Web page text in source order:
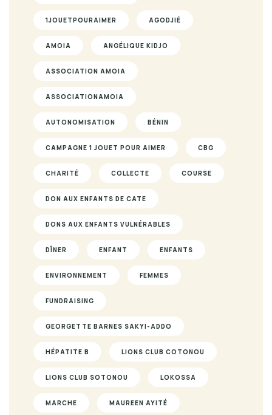
1JOUETPOURAIMER AGODJIÉ
AMOIA ANGÉLIQUE KIDJO
ASSOCIATION AMOIA
ASSOCIATIONAMOIA
AUTONOMISATION BÉNIN
CAMPAGNE 1 JOUET POUR AIMER CBG
CHARITÉ COLLECTE COURSE
DON AUX ENFANTS DE CATE
DONS AUX ENFANTS VULNÉRABLES
DÎNER ENFANT ENFANTS
ENVIRONNEMENT FEMMES
FUNDRAISING
GEORGETTE BARNES SAKYI-ADDO
HÉPATITE B LIONS CLUB COTONOU
LIONS CLUB SOTONOU LOKOSSA
MARCHE MAUREEN AYITÉ